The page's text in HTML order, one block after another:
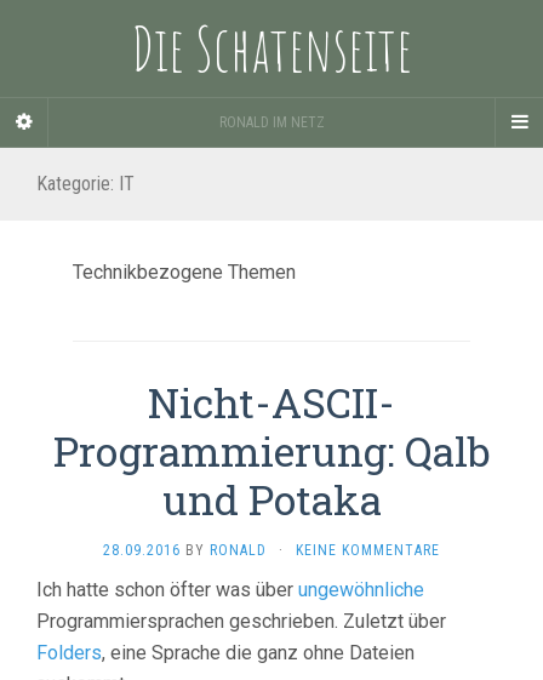
Die Schatenseite
RONALD IM NETZ
Kategorie: IT
Technikbezogene Themen
Nicht-ASCII-
Programmierung: Qalb
und Potaka
28.09.2016 BY RONALD · KEINE KOMMENTARE
Ich hatte schon öfter was über ungewöhnliche
Programmiersprachen geschrieben. Zuletzt über
Folders, eine Sprache die ganz ohne Dateien